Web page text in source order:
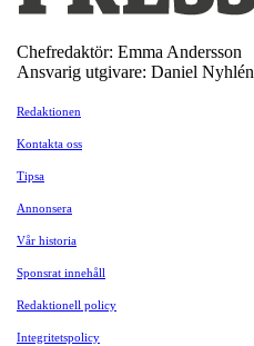
Chefredaktör: Emma Andersson
Ansvarig utgivare: Daniel Nyhlén
Redaktionen
Kontakta oss
Tipsa
Annonsera
Vår historia
Sponsrat innehåll
Redaktionell policy
Integritetspolicy